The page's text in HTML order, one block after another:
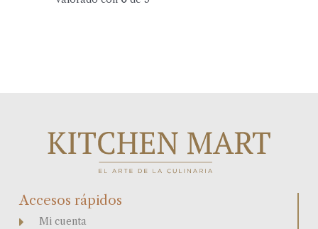
Accesos rápidos
Mi cuenta